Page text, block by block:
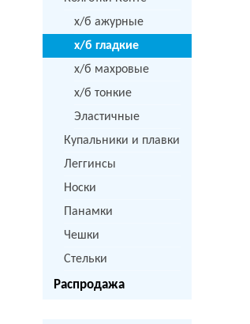
х/б ажурные
х/б гладкие
х/б махровые
х/б тонкие
Эластичные
Купальники и плавки
Леггинсы
Носки
Панамки
Чешки
Стельки
Распродажа